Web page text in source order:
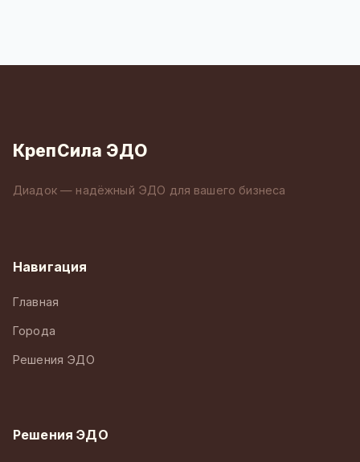
КрепСила ЭДО
Диадок — надёжный ЭДО для вашего бизнеса
Навигация
Главная
Города
Решения ЭДО
Решения ЭДО